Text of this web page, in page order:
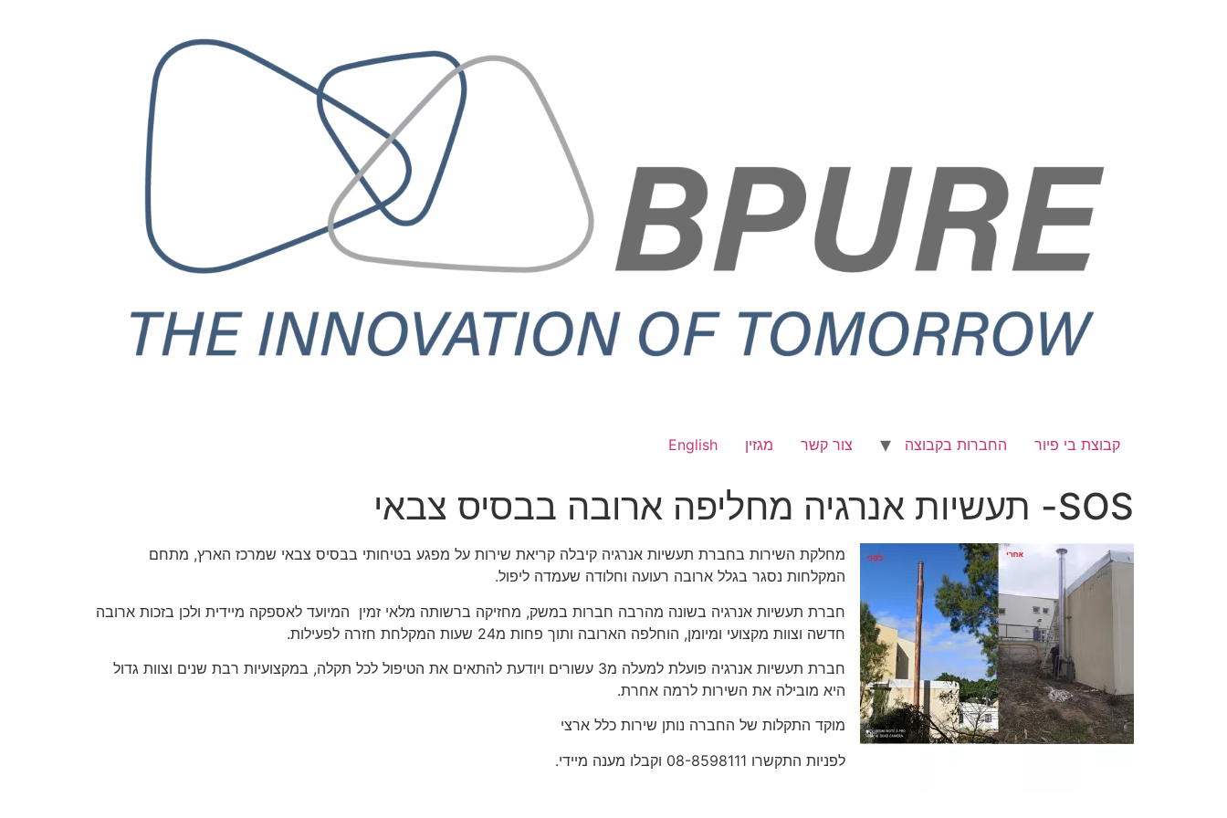
קבוצת בי פיור החברות בקבוצה צור קשר מגזין English
SOS- תעשיות אנרגיה מחליפה ארובה בבסיס צבאי
מחלקת השירות בחברת תעשיות אנרגיה קיבלה קריאת שירות על מפגע בטיחותי בבסיס צבאי שמרכז הארץ, מתחם
המקלחות נסגר בגלל ארובה רעועה וחלודה שעמדה ליפול.
חברת תעשיות אנרגיה בשונה מהרבה חברות במשק, מחזיקה ברשותה מלאי זמין המיועד לאספקה מיידית ולכן בזכות ארובה
חדשה וצוות מקצועי ומיומן, הוחלפה הארובה ותוך פחות מ24 שעות המקלחת חזרה לפעילות.
חברת תעשיות אנרגיה פועלת למעלה מ3 עשורים ויודעת להתאים את הטיפול לכל תקלה, במקצועיות רבת שנים וצוות גדול
היא מובילה את השירות לרמה אחרת.
מוקד התקלות של החברה נותן שירות כלל ארצי
לפניות התקשרו 08-8598111 וקבלו מענה מיידי.